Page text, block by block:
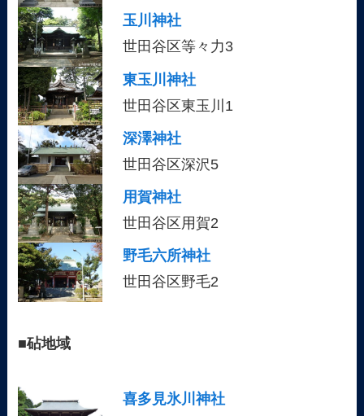
玉川神社
世田谷区等々力3
東玉川神社
世田谷区東玉川1
深澤神社
世田谷区深沢5
用賀神社
世田谷区用賀2
野毛六所神社
世田谷区野毛2
■砧地域
喜多見氷川神社